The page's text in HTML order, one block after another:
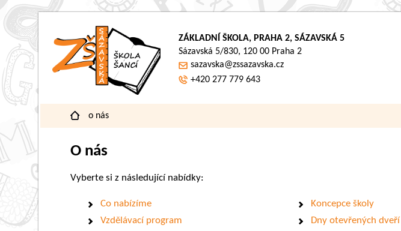
ZÁKLADNÍ ŠKOLA, PRAHA 2, SÁZAVSKÁ 5
Sázavská 5/830, 120 00 Praha 2
sazavska@zssazavska.cz
+420 277 779 643
o nás
O nás
Vyberte si z následující nabídky:
Co nabízíme
Koncepce školy
Vzdělávací program
Dny otevřených dveří